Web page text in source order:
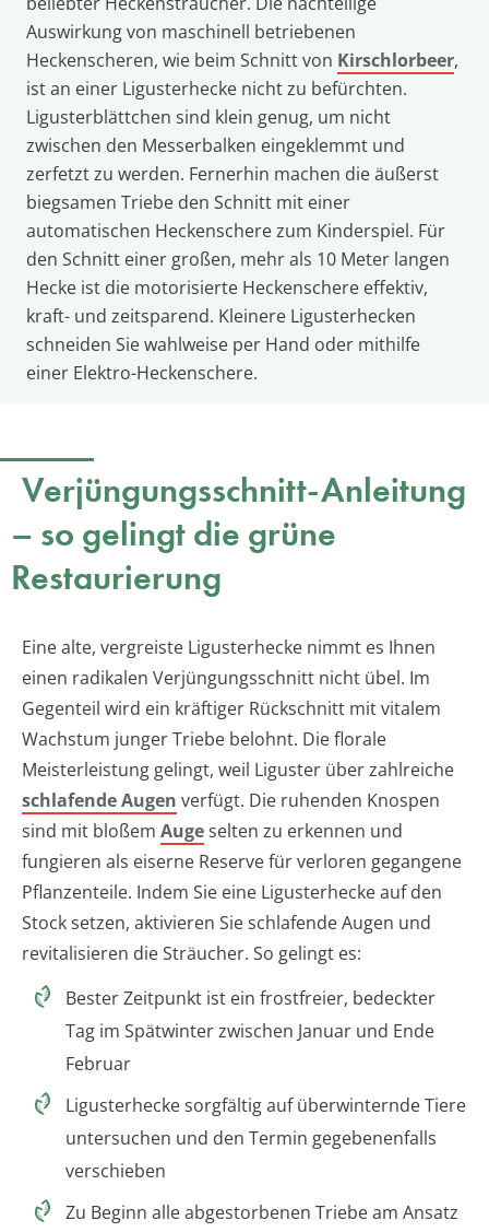
Auswirkung von maschinell betriebenen
Heckenscheren, wie beim Schnitt von Kirschlorbeer,
ist an einer Ligusterhecke nicht zu befürchten.
Ligusterblättchen sind klein genug, um nicht
zwischen den Messerbalken eingeklemmt und
zerfetzt zu werden. Fernerhin machen die äußerst
biegsamen Triebe den Schnitt mit einer
automatischen Heckenschere zum Kinderspiel. Für
den Schnitt einer großen, mehr als 10 Meter langen
Hecke ist die motorisierte Heckenschere effektiv,
kraft- und zeitsparend. Kleinere Ligusterhecken
schneiden Sie wahlweise per Hand oder mithilfe
einer Elektro-Heckenschere.
Verjüngungsschnitt-Anleitung
– so gelingt die grüne
Restaurierung
Eine alte, vergreiste Ligusterhecke nimmt es Ihnen
einen radikalen Verjüngungsschnitt nicht übel. Im
Gegenteil wird ein kräftiger Rückschnitt mit vitalem
Wachstum junger Triebe belohnt. Die florale
Meisterleistung gelingt, weil Liguster über zahlreiche
schlafende Augen verfügt. Die ruhenden Knospen
sind mit bloßem Augeselten zu erkennen und
fungieren als eiserne Reserve für verloren gegangene
Pflanzenteile. Indem Sie eine Ligusterhecke auf den
Stock setzen, aktivieren Sie schlafende Augen und
revitalisieren die Sträucher. So gelingt es:
Bester Zeitpunkt ist ein frostfreier, bedeckter
Tag im Spätwinter zwischen Januar und Ende
Februar
Ligusterhecke sorgfältig auf überwinternde Tiere
untersuchen und den Termin gegebenenfalls
verschieben
Zu Beginn alle abgestorbenen Triebe am Ansatz